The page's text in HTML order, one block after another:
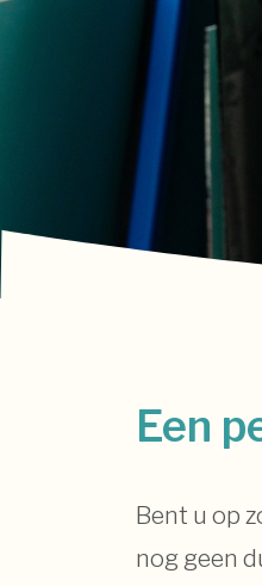
Een
Bent u op
nog geen